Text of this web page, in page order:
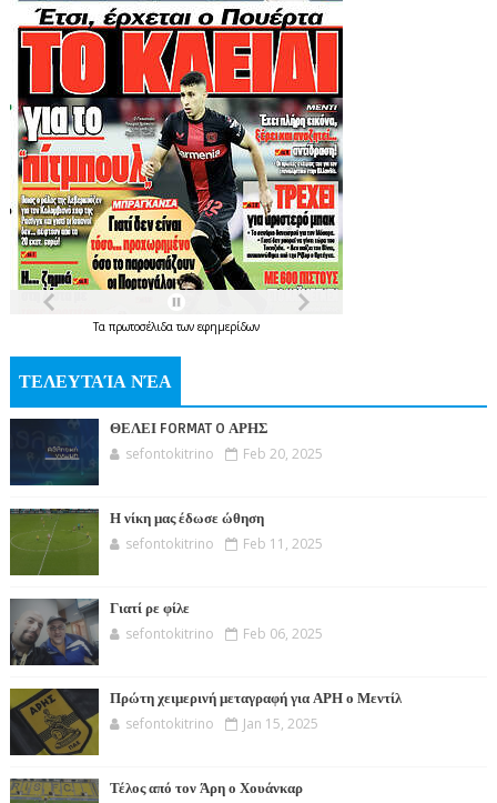
Τα πρωτοσέλιδατων εφημερίδων
ΤΕΛΕΥΤΑΊΑ ΝΈΑ
ΘΕΛΕΙ FORMAT O ΑΡΗΣ
sefontokitrino Feb 20, 2025
Η νίκη μας έδωσε ώθηση
sefontokitrino Feb 11, 2025
Γιατί ρε φίλε
sefontokitrino Feb 06, 2025
Πρώτη χειμερινή μεταγραφή για ΑΡΗ ο Μεντίλ
sefontokitrino Jan 15, 2025
Τέλος από τον Άρη ο Χουάνκαρ